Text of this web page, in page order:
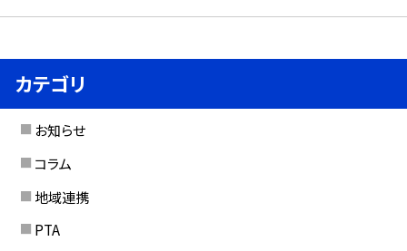
カテゴリ
お知らせ
コラム
地域連携
PTA